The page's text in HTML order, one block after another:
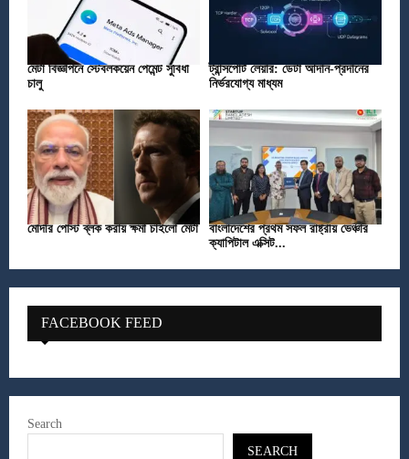
মেটা বিজ্ঞাপনে স্টেবলকয়েন পেমেন্ট সুবিধা
চালু
ট্রান্সপোর্ট লেয়ার: ডেটা আদান-প্রদানের
নির্ভরযোগ্য মাধ্যম
মোদীর পোস্ট ব্লক করায় ক্ষমা চাইলো মেটা
বাংলাদেশের প্রথম সফল রাষ্ট্রীয় ভেঞ্চার
ক্যাপিটাল এক্সিট...
FACEBOOK FEED
Search
SEARCH